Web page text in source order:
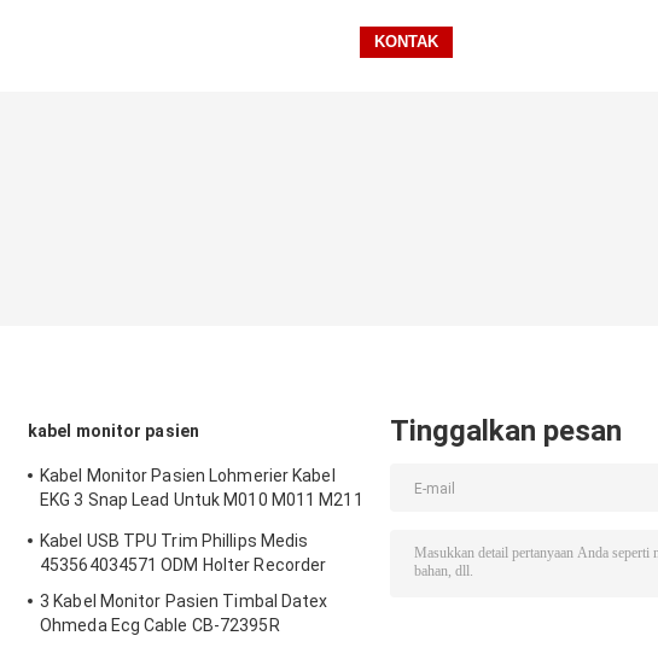
kabel monitor pasien
Kabel Monitor Pasien Lohmerier Kabel
EKG 3 Snap Lead Untuk M010 M011 M211
Kabel USB TPU Trim Phillips Medis
453564034571 ODM Holter Recorder
3 Kabel Monitor Pasien Timbal Datex
Ohmeda Ecg Cable CB-72395R
Tinggalkan pesan